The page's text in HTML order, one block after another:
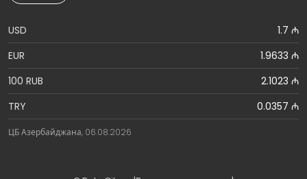
USD
1.7 ₼
EUR
1.9633 ₼
100 RUB
2.1023 ₼
TRY
0.0357 ₼
ЦБ Азербайджана, 06.08.2026